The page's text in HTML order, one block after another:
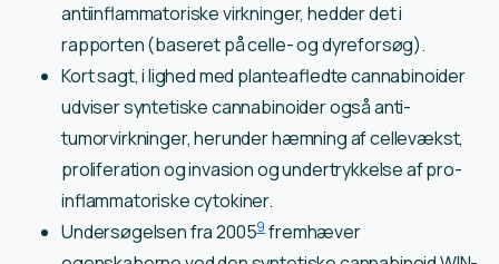
antiinflammatoriske virkninger, hedder det i
rapporten (baseret på celle- og dyreforsøg).
Kort sagt, i lighed med planteafledte cannabinoider
udviser syntetiske cannabinoider også anti-
tumorvirkninger, herunder hæmning af cellevækst,
proliferation og invasion og undertrykkelse af pro-
inflammatoriske cytokiner.
Undersøgelsen fra 20059fremhæver